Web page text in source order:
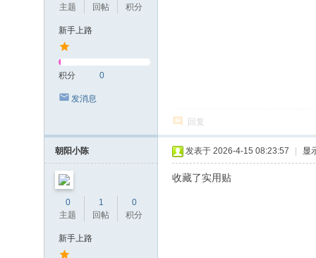
主题
回帖
积分
新手上路
积分 0
发消息
回复
朝阳小陈
0
主题
1
回帖
0
积分
新手上路
发表于 2026-4-15 08:23:57 显
收藏了实用贴